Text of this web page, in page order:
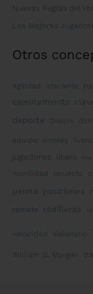
Nuevas Reglas del
Los Mejores
Otros
agilidad atacante
calentamiento
deporte Dibujos
equipo errores
jugadores libero
movilidad opuesto
pelota posiciones
remate rodilleras rol
velocidad visionario
William G. Morgan